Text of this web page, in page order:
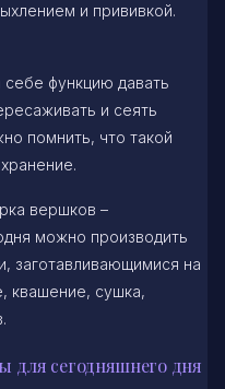
и прививкой.
функцию давать
и сеять
помнить, что такой
вершков –
можно производить
заготавливающимися на
квашение, сушка,
для сегодняшнего дня